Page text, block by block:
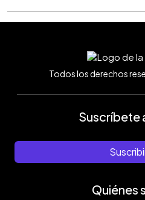
Todos los derechos
Suscríbete
Quiénes